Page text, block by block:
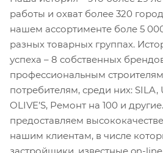
работы и охват более 320
нашем ассортименте боле 5
разных товарных группах.
успеха – 8 собственных
профессиональным
потребителям, среди них: SILA,
OLIVE’S, Ремонт на 100 и
предоставляем
нашим клиентам, в числе